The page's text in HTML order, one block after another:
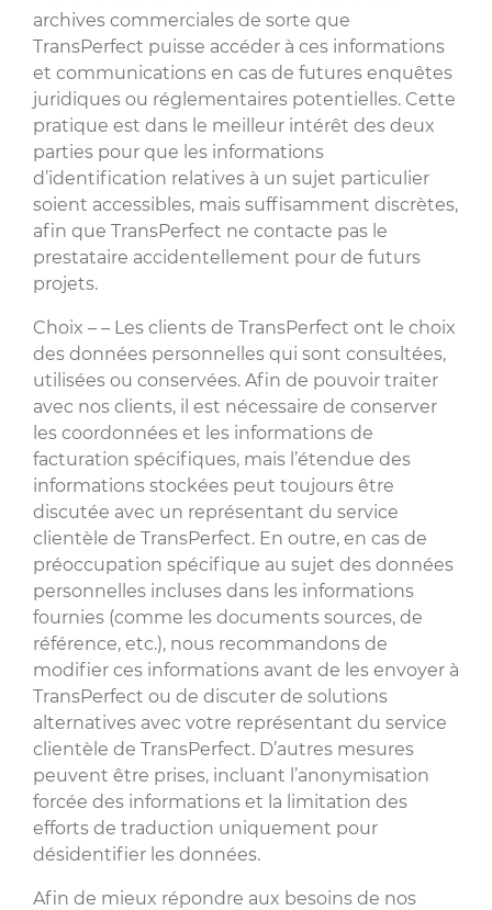
archives commerciales de sorte que
TransPerfect puisse accéder à ces informations
et communications en cas de futures enquêtes
juridiques ou réglementaires potentielles. Cette
pratique est dans le meilleur intérêt des deux
parties pour que les informations
d’identification relatives à un sujet particulier
soient accessibles, mais suffisamment discrètes,
afin que TransPerfect ne contacte pas le
prestataire accidentellement pour de futurs
projets.
Choix – – Les clients de TransPerfect ont le choix
des données personnelles qui sont consultées,
utilisées ou conservées. Afin de pouvoir traiter
avec nos clients, il est nécessaire de conserver
les coordonnées et les informations de
facturation spécifiques, mais l’étendue des
informations stockées peut toujours être
discutée avec un représentant du service
clientèle de TransPerfect. En outre, en cas de
préoccupation spécifique au sujet des données
personnelles incluses dans les informations
fournies (comme les documents sources, de
référence, etc.), nous recommandons de
modifier ces informations avant de les envoyer à
TransPerfect ou de discuter de solutions
alternatives avec votre représentant du service
clientèle de TransPerfect. D’autres mesures
peuvent être prises, incluant l’anonymisation
forcée des informations et la limitation des
efforts de traduction uniquement pour
désidentifier les données.
Afin de mieux répondre aux besoins de nos